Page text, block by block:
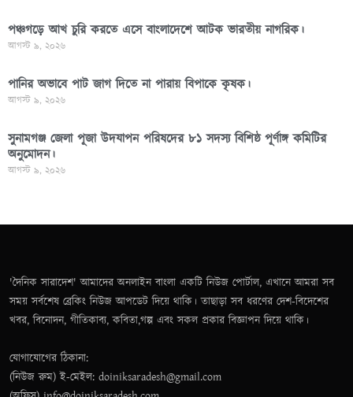
পঞ্চগড়ে আখ চুরি করতে এসে বাংলাদেশে আটক ভারতীয় নাগরিক।
আগস্ট ৯, ২০২৬
পা‌নির অভাবে পাট জাগ দিতে না পারায় বিপাকে কৃষক।
আগস্ট ৯, ২০২৬
সুনামগঞ্জ জেলা পূজা উদযাপন পরিষদের ৮১ সদস্য বিশিষ্ঠ পূর্ণাঙ্গ কমিটির
অনুমোদন।
আগস্ট ৯, ২০২৬
'দৈনিক সারাদেশ' আমাদের অনলাইন বাংলা একটি নিউজ পোর্টাল, এখানে আমরা সব
সময় সর্বশেষ ব্রেকিং নিউজ আপডেট দিয়ে থাকি। তাছাড়া সব ধরণের দেশ-বিদেশের
খবর, বিনোদন, গীতিকাব্য, কবিতা,গল্প এবং সকল প্রকার বিজ্ঞাপন দিয়ে থাকি।
যোগাযোগের ঠিকানা:
(নিউজ রুম) ই-মেইল: doiniksaradesh@gmail.com